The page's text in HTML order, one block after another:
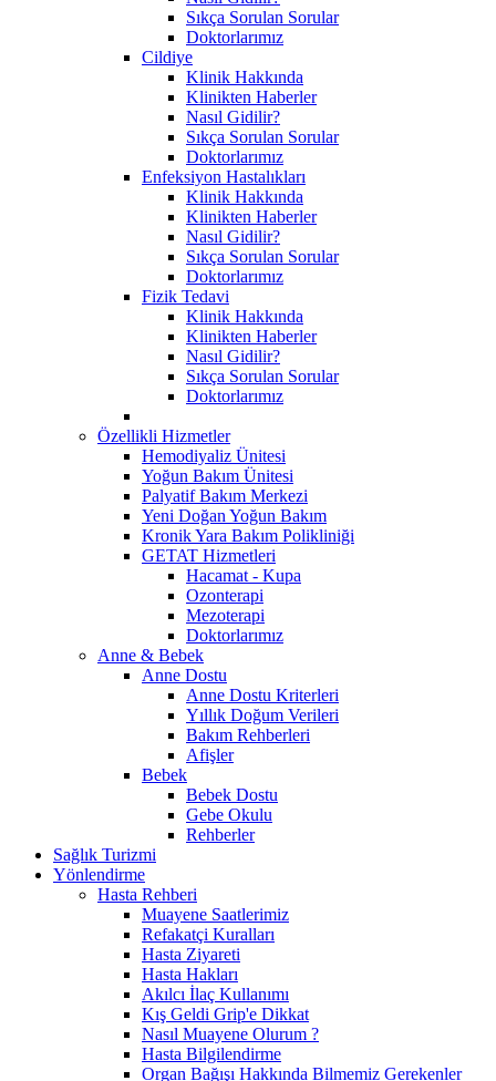
Sıkça Sorulan Sorular
Doktorlarımız
Cildiye
Klinik Hakkında
Klinikten Haberler
Nasıl Gidilir?
Sıkça Sorulan Sorular
Doktorlarımız
Enfeksiyon Hastalıkları
Klinik Hakkında
Klinikten Haberler
Nasıl Gidilir?
Sıkça Sorulan Sorular
Doktorlarımız
Fizik Tedavi
Klinik Hakkında
Klinikten Haberler
Nasıl Gidilir?
Sıkça Sorulan Sorular
Doktorlarımız
Özellikli Hizmetler
Hemodiyaliz Ünitesi
Yoğun Bakım Ünitesi
Palyatif Bakım Merkezi
Yeni Doğan Yoğun Bakım
Kronik Yara Bakım Polikliniği
GETAT Hizmetleri
Hacamat - Kupa
Ozonterapi
Mezoterapi
Doktorlarımız
Anne & Bebek
Anne Dostu
Anne Dostu Kriterleri
Yıllık Doğum Verileri
Bakım Rehberleri
Afişler
Bebek
Bebek Dostu
Gebe Okulu
Rehberler
Sağlık Turizmi
Yönlendirme
Hasta Rehberi
Muayene Saatlerimiz
Refakatçi Kuralları
Hasta Ziyareti
Hasta Hakları
Akılcı İlaç Kullanımı
Kış Geldi Grip'e Dikkat
Nasıl Muayene Olurum ?
Hasta Bilgilendirme
Organ Bağışı Hakkında Bilmemiz Gerekenler